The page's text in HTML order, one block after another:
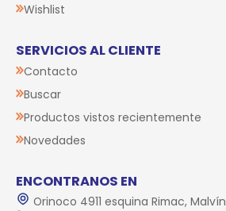
Wishlist
SERVICIOS AL CLIENTE
Contacto
Buscar
Productos vistos recientemente
Novedades
ENCONTRANOS EN
Orinoco 4911 esquina Rimac, Malvín